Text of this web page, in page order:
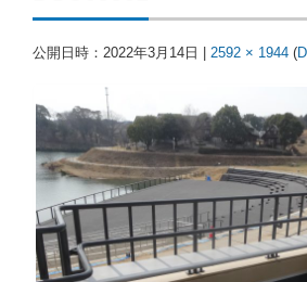
公開日時： 2022年3月14日 2592 × 1944 (